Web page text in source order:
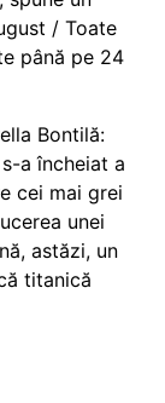
/ Toate
până pe 24
Bontilă:
a încheiat a
cei mai grei
unei
astăzi, un
titanică